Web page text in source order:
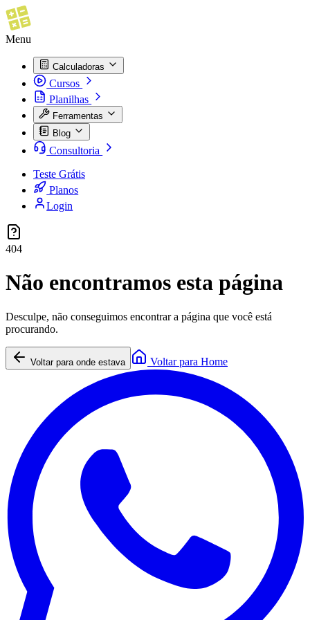
Menu
Calculadoras
Cursos
Planilhas
Ferramentas
Blog
Consultoria
Teste Grátis
Planos
Login
404
Não encontramos esta página
Desculpe, não conseguimos encontrar a página que você está
procurando.
Voltar para onde estava Voltar para Home